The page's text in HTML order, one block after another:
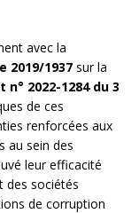
avec la
2019/1937 sur la
n° 2022-1284 du 3
de ces
renforcées aux
au sein des
leur efficacité
des sociétés
de corruption